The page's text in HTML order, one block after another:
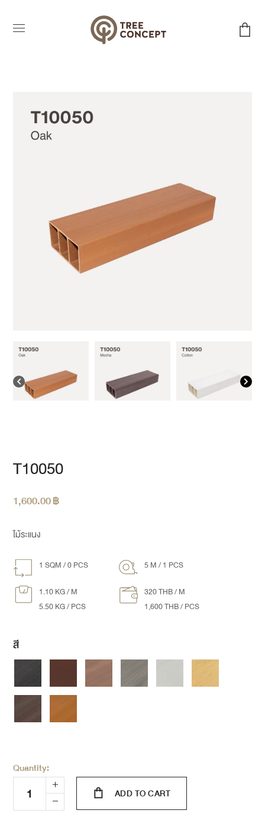
T10050
1,600.00฿
ไม้ระแนง
1 SQM / 0 PCS 5 M / 1 PCS
1.10 KG / M
5.50 KG / PCS
320 THB / M
1,600 THB / PCS
สี
Quantity:
ADD TO CART